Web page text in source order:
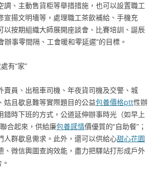
、主動售貨柜等舉措措施，也可以設置職工
宣揚文明墻等，處理職工茶飲補給、手機充
按期組織大師展開座談會、比賽培訓、誕辰
事零間隔、工會暖和零延遲”的目標。
有“家”
員、出租車司機、年夜貨司機及交警、城
姑且歇息難等實際題目的公益包養價格ptt性辦
時下班的方式，公道延伸辦事時光（如早上
合起來，供給廉包養感情價優質的“自助餐”；
人群歇息需求。此外，還可以供給心甜心花園
微信輿圖查詢效能，盡力把驛站打形成戶外